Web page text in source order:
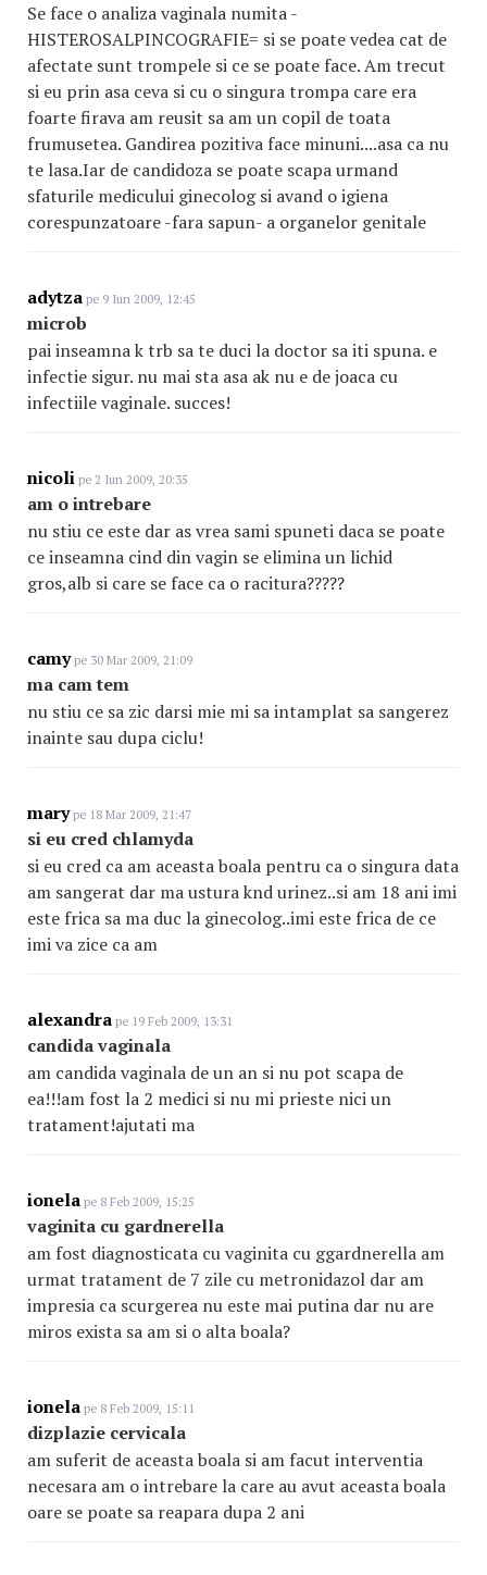
Se face o analiza vaginala numita -
HISTEROSALPINCOGRAFIE= si se poate vedea cat de
afectate sunt trompele si ce se poate face. Am trecut
si eu prin asa ceva si cu o singura trompa care era
foarte firava am reusit sa am un copil de toata
frumusetea. Gandirea pozitiva face minuni....asa ca nu
te lasa.Iar de candidoza se poate scapa urmand
sfaturile medicului ginecolog si avand o igiena
corespunzatoare -fara sapun- a organelor genitale
adytza pe 9 Iun 2009, 12:45
microb
pai inseamna k trb sa te duci la doctor sa iti spuna. e
infectie sigur. nu mai sta asa ak nu e de joaca cu
infectiile vaginale. succes!
nicoli pe 2 Iun 2009, 20:35
am o intrebare
nu stiu ce este dar as vrea sami spuneti daca se poate
ce inseamna cind din vagin se elimina un lichid
gros,alb si care se face ca o racitura?????
camype 30 Mar 2009, 21:09
ma cam tem
nu stiu ce sa zic darsi mie mi sa intamplat sa sangerez
inainte sau dupa ciclu!
marype 18 Mar 2009, 21:47
si eu cred chlamyda
si eu cred ca am aceasta boala pentru ca o singura data
am sangerat dar ma ustura knd urinez..si am 18 ani imi
este frica sa ma duc la ginecolog..imi este frica de ce
imi va zice ca am
alexandra pe 19 Feb 2009, 13:31
candida vaginala
am candida vaginala de un an si nu pot scapa de
ea!!!am fost la 2 medici si nu mi prieste nici un
tratament!ajutati ma
ionela pe 8 Feb 2009, 15:25
vaginita cu gardnerella
am fost diagnosticata cu vaginita cu ggardnerella am
urmat tratament de 7 zile cu metronidazol dar am
impresia ca scurgerea nu este mai putina dar nu are
miros exista sa am si o alta boala?
ionela pe 8 Feb 2009, 15:11
dizplazie cervicala
am suferit de aceasta boala si am facut interventia
necesara am o intrebare la care au avut aceasta boala
oare se poate sa reapara dupa 2 ani